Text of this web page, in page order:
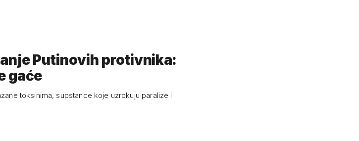
Putinovih protivnika:
gaće
toksinima, supstance koje uzrokuju paralize i